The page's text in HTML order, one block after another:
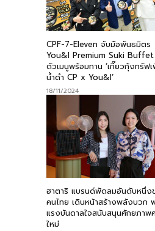
CPF-7-Eleven จับมือพันธมิตร
You&I Premium Suki Buffet
ตัวเมนูพร้อมทาน ‘เกี๊ยวกุ้งทรัฟ
น้ำดำ CP x You&I’
18/11/2024
ฮาตาริ แบรนด์พัดลมอันดับหนึ่ง
คนไทย เดินหน้าสร้างพลังบวก
แรงบันดาลใจสนับสนุนศักยภาพ
ใหม่